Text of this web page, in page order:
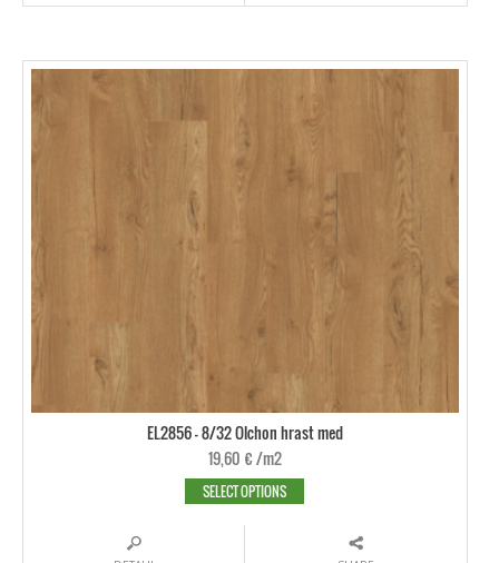
EL2856 - 8/32 Olchon hrast med
19,60 €/m2
SELECT OPTIONS